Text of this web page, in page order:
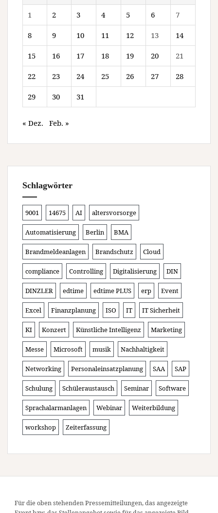
1 2 3 4 5 6 7
8 9 10 11 12 13 14
15 16 17 18 19 20 21
22 23 24 25 26 27 28
29 30 31
« Dez. Feb. »
Schlagwörter
9001 14675 AI altersvorsorge
Automatisierung Berlin BMA
Brandmeldeanlagen Brandschutz Cloud
compliance Controlling Digitalisierung DIN
DINZLER edtime edtime PLUS erp Event
Excel Finanzplanung ISO IT IT Sicherheit
KI Konzert Künstliche Intelligenz Marketing
Messe Microsoft musik Nachhaltigkeit
Networking Personaleinsatzplanung SAA SAP
Schulung Schüleraustausch Seminar Software
Sprachalarmanlagen Webinar Weiterbildung
workshop Zeiterfassung
Für die oben stehenden Pressemitteilungen, das angezeigte